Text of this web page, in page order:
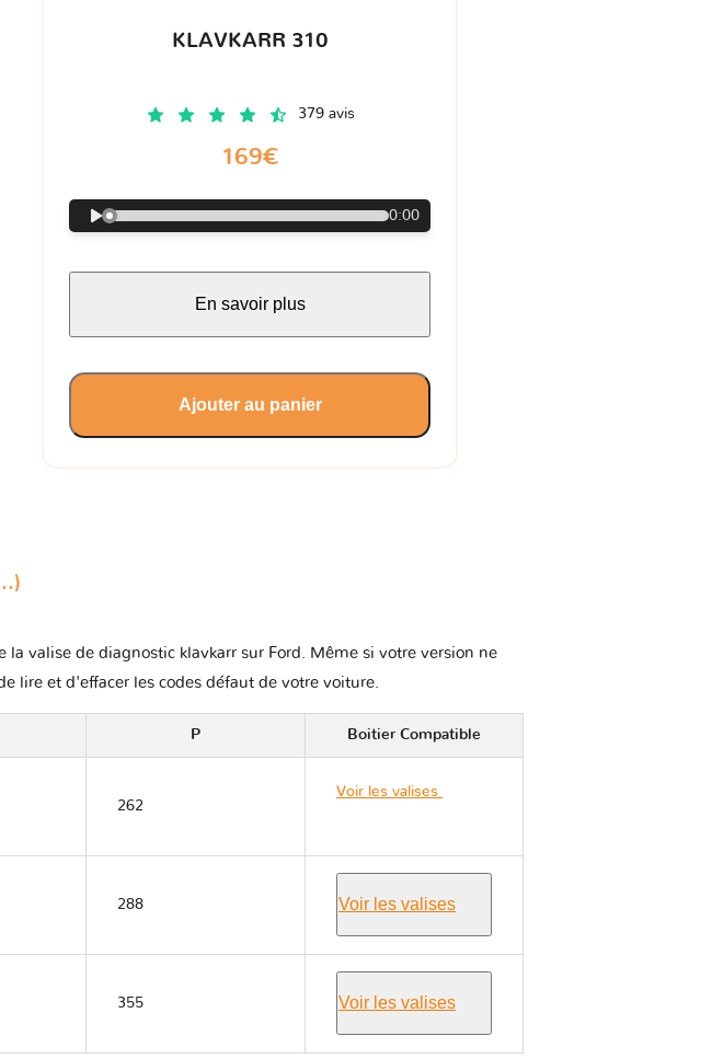
KLAVKARR 310
379 avis
169€
0:00
En savoir plus
Ajouter au panier
valise de diagnostic klavkarr sur Ford. Même si votre version ne
lire et d'effacer les codes défaut de votre voiture.
P Boitier Compatible
262
Voir les valises
288 Voir les valises
355 Voir les valises